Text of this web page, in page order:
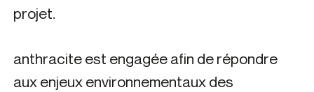
projet.
anthracite est engagée afin de répondre
aux enjeux environnementaux des